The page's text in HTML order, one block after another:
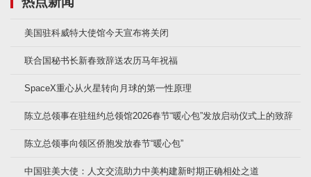
美国驻科威特大使馆今天宣布将关闭
联合国秘书长新春致辞送农历马年祝福
SpaceX重心从火星转向月球的第一性原理
陈立总领事在驻纽约总领馆2026春节“暖心包”发放启动仪式上的致辞
陈立总领事向领区侨胞发放春节“暖心包”
中国驻美大使：人文交流助力中美构建新时期正确相处之道